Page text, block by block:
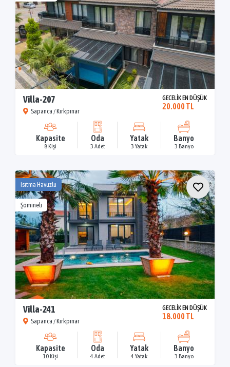
Villa-207
Sapanca / Kırkpınar
GECELİK EN DÜŞÜK
20.000 TL
Kapasite
8 Kişi
Oda
3 Adet
Yatak
3 Yatak
Banyo
3 Banyo
Isıtma Havuzlu
Şömineli
Villa-241
Sapanca / Kırkpınar
GECELİK EN DÜŞÜK
18.000 TL
Kapasite
10 Kişi
Oda
4 Adet
Yatak
4 Yatak
Banyo
3 Banyo